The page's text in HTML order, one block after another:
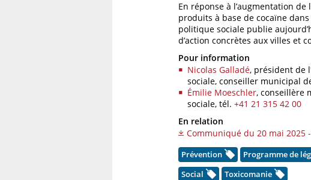
En réponse à l’augmentation
produits à base de cocaïne
politique sociale publie
d’action concrètes aux villes et
Pour information
Nicolas Galladé, président de
sociale, conseiller municipal
Émilie Moeschler, conseillère
sociale, tél. +41 21 315 42 00
En relation
Communiqué du 20 mai 2025
Prévention Programme de
Social
Toxicomanie